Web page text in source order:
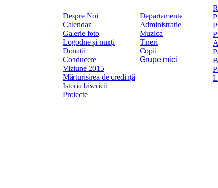
Despre Noi
Calendar
Galerie foto
Logodne și nunți
Donații
Conducere
Viziune 2015
Mărturisirea de credință
Istoria bisericii
Proiecte
Departamente
Administrație
Muzica
Tineri
Copii
Grupe mici